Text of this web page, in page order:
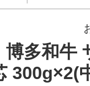
博多和牛
300g×2(